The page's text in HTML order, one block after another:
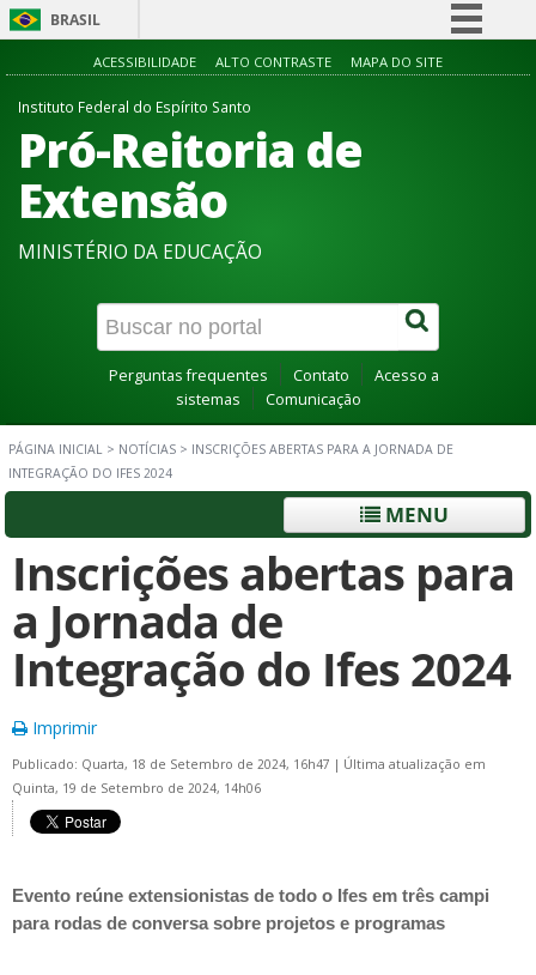
BRASIL
Simplifique!
Acesso à informação
ACESSIBILIDADE ALTO CONTRASTE MAPA DO SITE
Instituto Federal do Espírito Santo
Pró-Reitoria de
Extensão
MINISTÉRIO DA EDUCAÇÃO
Perguntas frequentes Contato
Acesso a
sistemas
Comunicação
PÁGINA INICIAL > NOTÍCIAS > INSCRIÇÕES ABERTAS PARA A JORNADA DE
INTEGRAÇÃO DO IFES 2024
MENU
Inscrições abertas para
a Jornada de
Integração do Ifes 2024
Imprimir
Publicado: Quarta, 18 de Setembro de 2024, 16h47 | Última atualização em
Quinta, 19 de Setembro de 2024, 14h06
Evento reúne extensionistas de todo o Ifes em três campi
para rodas de conversa sobre projetos e programas